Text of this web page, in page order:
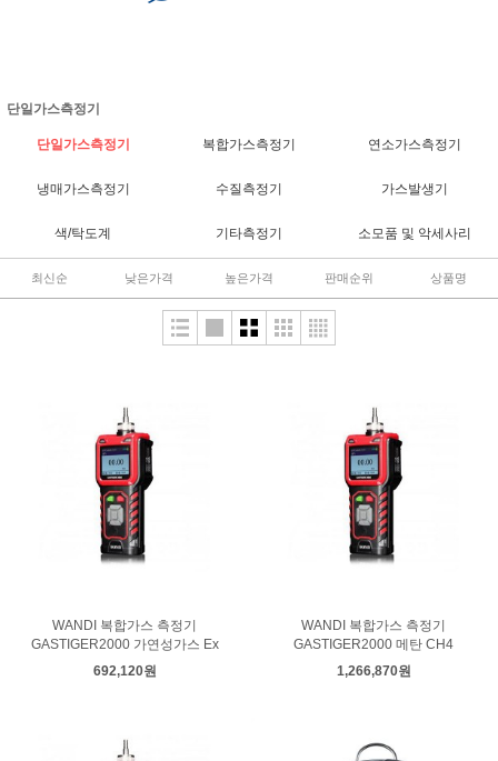
단일가스측정기
단일가스측정기 복합가스측정기 연소가스측정기
냉매가스측정기 수질측정기 가스발생기
색/탁도계 기타측정기 소모품 및 악세사리
최신순 낮은가격 높은가격 판매순위 상품명
WANDI 복합가스 측정기
GASTIGER2000 가연성가스 Ex
692,120원
WANDI 복합가스 측정기
GASTIGER2000 메탄 CH4
1,266,870원